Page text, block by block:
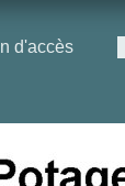
d'accès